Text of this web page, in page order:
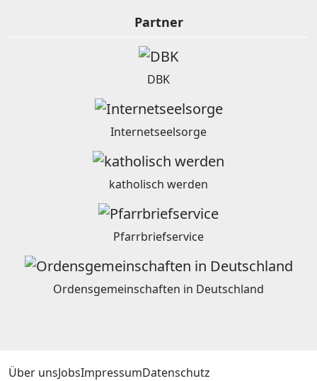
Partner
DBK
Internetseelsorge
katholisch werden
Pfarrbriefservice
Ordensgemeinschaften in Deutschland
Über unsJobsImpressumDatenschutz